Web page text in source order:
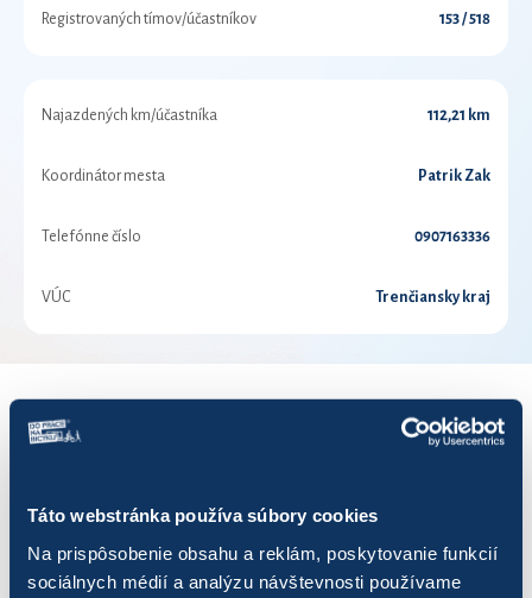
Táto webstránka používa súbory cookies
Na prispôsobenie obsahu a reklám, poskytovanie funkcií
sociálnych médií a analýzu návštevnosti používame
Registrovaných tímov/účastníkov 153 / 518
Najazdených km/účastníka 112,21 km
Koordinátor mesta Patrik Zak
Telefónne číslo 0907163336
VÚC Trenčiansky kraj
VÝSLEDKY PRE ROK 2020
Zobraziť výsledkov